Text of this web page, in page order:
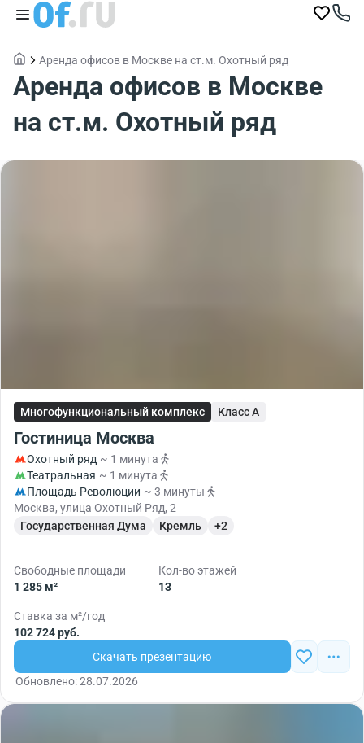
Аренда офисов в Москве на ст.м. Охотный ряд
Аренда офисов в Москве
на ст.м. Охотный ряд
Многофункциональный комплекс Класс A
Гостиница Москва
Охотный ряд ~ 1 минута
Театральная ~ 1 минута
Площадь Революции ~ 3 минуты
Москва, улица Охотный Ряд, 2
Государственная Дума
Кремль +2
Свободные площади
1 285 м²
Кол-во этажей
13
Ставка за м²/год
102 724 руб.
Скачать презентацию
Обновлено: 28.07.2026